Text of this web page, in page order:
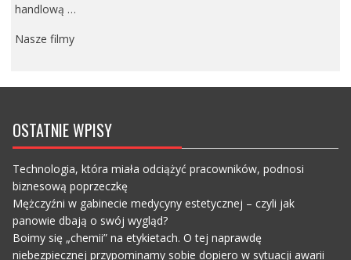
handlową …
Nasze filmy
OSTATNIE WPISY
Technologia, która miała odciążyć pracowników, podnosi
biznesową poprzeczkę
Mężczyźni w gabinecie medycyny estetycznej – czyli jak
panowie dbają o swój wygląd?
Boimy się „chemii” na etykietach. O tej naprawdę
niebezpiecznej przypominamy sobie dopiero w sytuacji awarii